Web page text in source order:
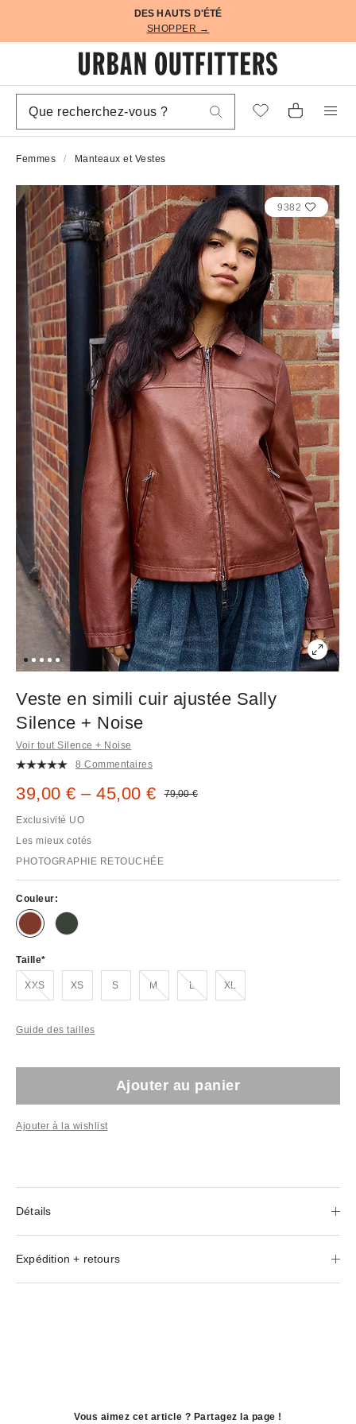
DES HAUTS D'ÉTÉ
SHOPPER →
Femmes Manteaux et Vestes
9382
Veste en simili cuir ajustée Sally
Silence + Noise
Voir tout Silence + Noise
8 Commentaires
Prix remisé :
39,00 € – 45,00 € Prix d'origine :
79,00 €
Exclusivité UO
Les mieux cotés
PHOTOGRAPHIE RETOUCHÉE
Couleur:
Taille
XXS
En rupture de stock ! XS S M
En rupture de stock ! L
En rupture de stock ! XL
En rupture de stock !
Guide des tailles
Ajouter au panier
Ajouter à la wishlist
Détails
Expédition + retours
Vous aimez cet article ? Partagez la page !